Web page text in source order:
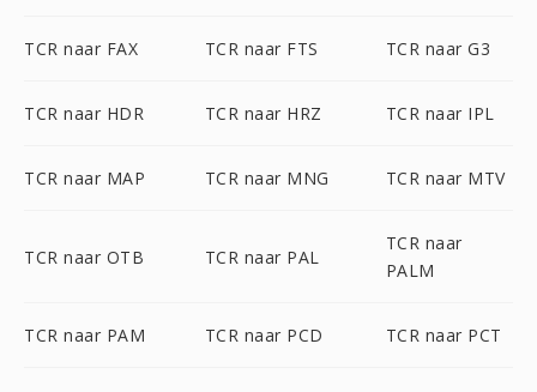
TCR naar FAX TCR naar FTS TCR naar G3
TCR naar HDR TCR naar HRZ TCR naar IPL
TCR naar MAP TCR naar MNG TCR naar MTV
TCR naar OTB TCR naar PAL
TCR naar
PALM
TCR naar PAM TCR naar PCD TCR naar PCT